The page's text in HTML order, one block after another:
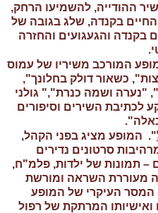
ההודייה, להשמיעו הרחק,
החיים בקנדה, שלג בגובה של
בקנדה והגעגועים והחזרה
המורכב משיריו של עמוס
כשאור דולק בחלונך",
"נערה ושמה כנרת"," גולני
לכתיבת השירים וסיפורים
". המופע מציג בפני הקהל,
סרטונים נדירים
– תמונות של ילדות, פלמ"ח,
מעוררת השראה ומורשת
המסר העיקרי של המופע
ואישיותו המרתקת של רפול